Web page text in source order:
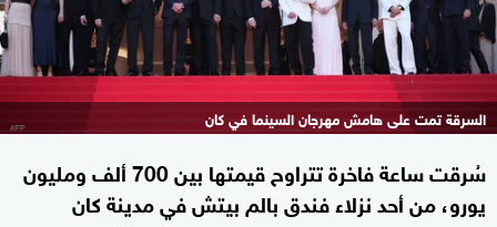
السرقة تمت على هامش مهرجان السينما في كان
سُرقت ساعة فاخرة تتراوح قيمتها بين 700 ألف ومليون
يورو، من أحد نزلاء فندق بالم بيتش في مدينة كان